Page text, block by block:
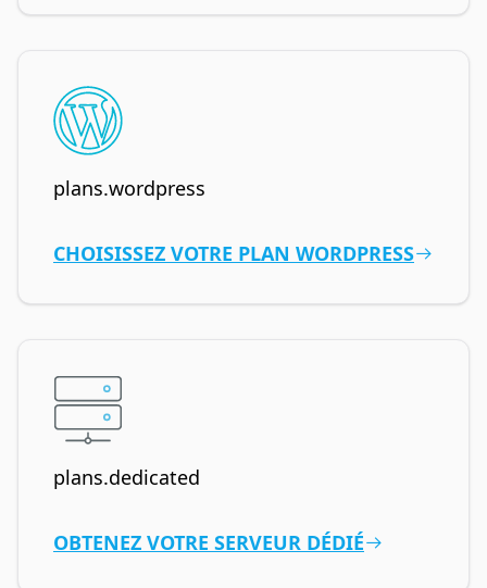
plans.wordpress
CHOISISSEZ VOTRE PLAN WORDPRESS
plans.dedicated
OBTENEZ VOTRE SERVEUR DÉDIÉ